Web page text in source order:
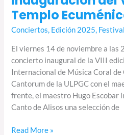
Templo
Conciertos, Edición 2025,
El viernes 14 de noviembre a las
concierto inaugural de la VIII
Internacional de Música Coral de
Cantorum de la ULPGC con el
frente, el maestro Hugo Escobar
Canto de Alisos una selección de
Read More »